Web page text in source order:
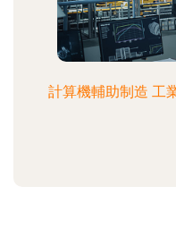
計算機輔助制造 工